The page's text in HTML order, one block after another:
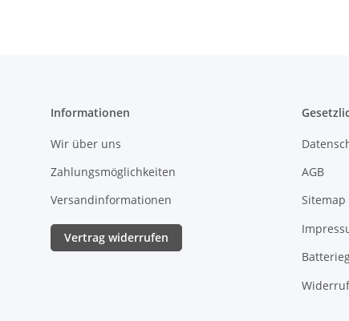
Informationen
Wir über uns
Zahlungsmöglichkeiten
Versandinformationen
Vertrag widerrufen
AGB
Sitemap